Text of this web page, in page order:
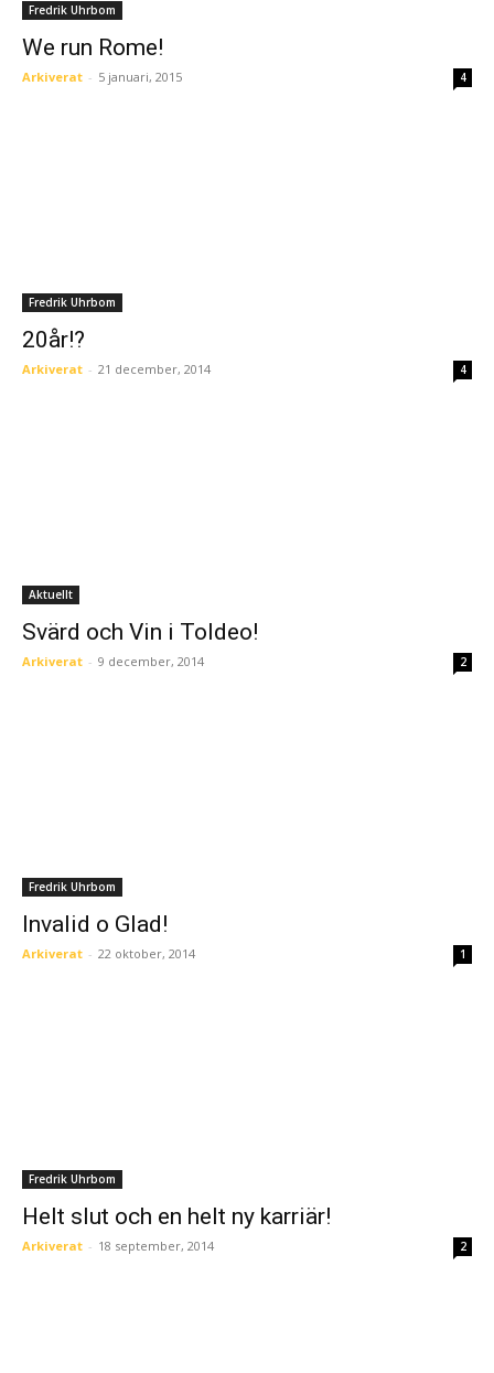
Fredrik Uhrbom
We run Rome!
Arkiverat - 5 januari, 2015 4
Fredrik Uhrbom
20år!?
Arkiverat - 21 december, 2014 4
Aktuellt
Svärd och Vin i Toldeo!
Arkiverat - 9 december, 2014 2
Fredrik Uhrbom
Invalid o Glad!
Arkiverat - 22 oktober, 2014 1
Fredrik Uhrbom
Helt slut och en helt ny karriär!
Arkiverat - 18 september, 2014 2